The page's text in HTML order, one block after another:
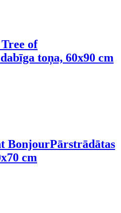
of
toņa, 60x90 cm
BonjourPārstrādātas
cm